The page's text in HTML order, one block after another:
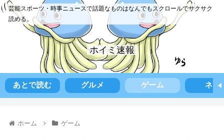
芸能スポーツ・時事ニュースで話題なものはなんでもスクロールでサクサク
読める。
ホイミ速報
あとで読む グルメ ゲーム ネタ
ホーム ゲーム